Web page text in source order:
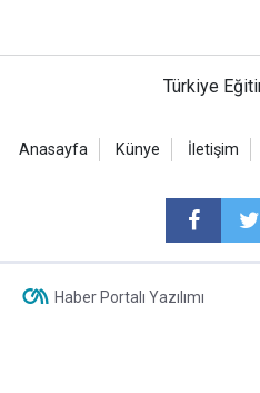
Türkiye
Anasayfa Künye İletişim
Haber Portalı Yazılımı